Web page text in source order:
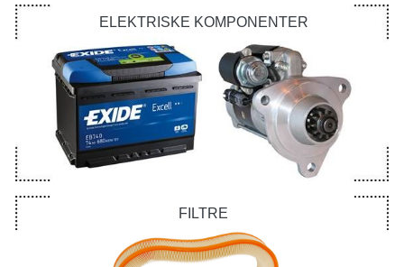
ELEKTRISKE KOMPONENTER
FILTRE